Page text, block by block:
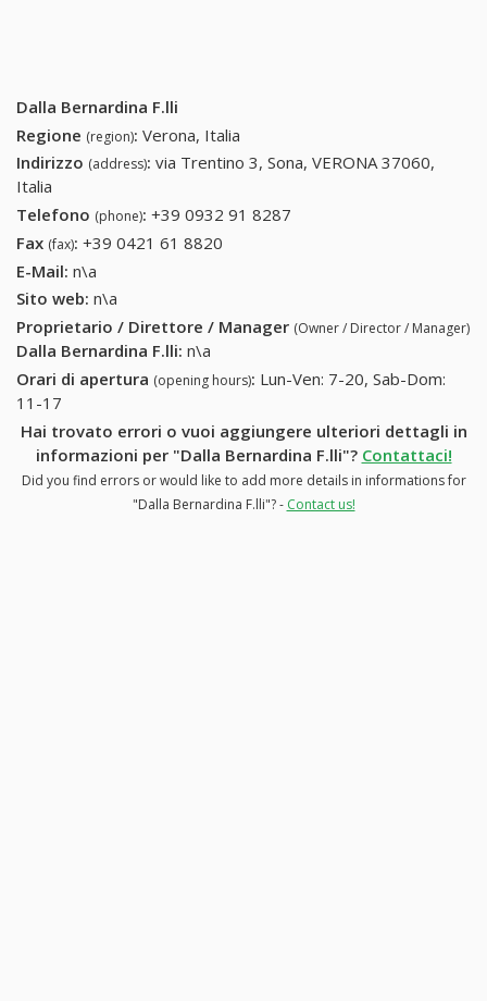
Dalla Bernardina F.lli
Regione (region): Verona, Italia
Indirizzo (address): via Trentino 3, Sona, VERONA 37060,
Italia
Telefono (phone): +39 0932 91 8287
Fax (fax): +39 0421 61 8820
E-Mail: n\a
Sito web: n\a
Proprietario / Direttore / Manager (Owner / Director / Manager)
Dalla Bernardina F.lli: n\a
Orari di apertura (opening hours): Lun-Ven: 7-20, Sab-Dom:
11-17
Hai trovato errori o vuoi aggiungere ulteriori dettagli in
informazioni per "Dalla Bernardina F.lli"? Contattaci!
Did you find errors or would like to add more details in informations for
"Dalla Bernardina F.lli"? - Contact us!